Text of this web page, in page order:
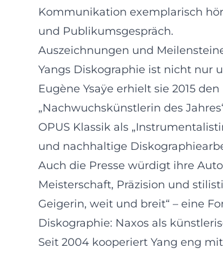
Kommunikation exemplarisch
und Publikumsgespräch.
Auszeichnungen und
Yangs Diskographie ist nicht nur
Eugène Ysaÿe erhielt sie 2015
„Nachwuchskünstlerin des
OPUS Klassik als
und nachhaltige
Auch die Presse würdigt ihre
Meisterschaft, Präzision und
Geigerin, weit und breit“ – eine
Diskographie: Naxos als
Seit 2004 kooperiert Yang eng